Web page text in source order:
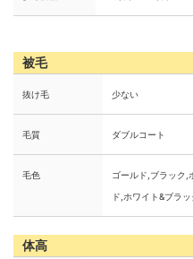
被毛
抜け毛 少ない
毛質 ダブルコート
毛色
ゴールド,ブラック,
ド,ホワイト&ブラッ
体高